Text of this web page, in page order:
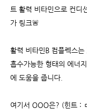
트 활력 비타민으로 컨디
가 링크🚨
활력 비타민B 컴플렉스
흡수가능한 형태의 에너
에 도움을 줍니다.
여기서 OOO은? (힌트 :